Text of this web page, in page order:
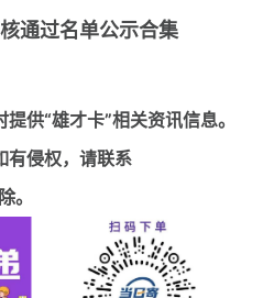
通过名单公示合集
供“雄才卡”相关资讯信息。
有侵权，请联系
。